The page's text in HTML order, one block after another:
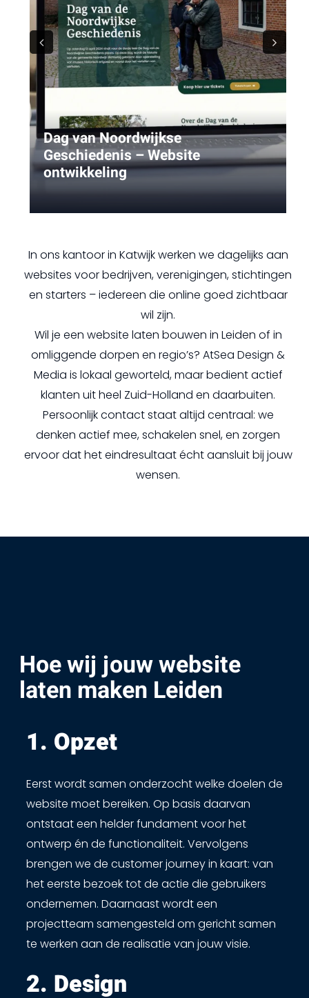
Previous
Dag van Noordwijkse
Geschiedenis – Website
ontwikkeling
Next
In ons kantoor in Katwijk werken we dagelijks aan
websites voor bedrijven, verenigingen, stichtingen
en starters – iedereen die online goed zichtbaar
wil zijn.
Wil je een website laten bouwen in Leiden of in
omliggende dorpen en regio’s? AtSea Design &
Media is lokaal geworteld, maar bedient actief
klanten uit heel Zuid-Holland en daarbuiten.
Persoonlijk contact staat altijd centraal: we
denken actief mee, schakelen snel, en zorgen
ervoor dat het eindresultaat écht aansluit bij jouw
wensen.
Hoe wij jouw website
laten maken Leiden
1. Opzet ​
Eerst wordt samen onderzocht welke doelen de
website moet bereiken. Op basis daarvan
ontstaat een helder fundament voor het
ontwerp én de functionaliteit. Vervolgens
brengen we de customer journey in kaart: van
het eerste bezoek tot de actie die gebruikers
ondernemen. Daarnaast wordt een
projectteam samengesteld om gericht samen
te werken aan de realisatie van jouw visie.
2. Design​